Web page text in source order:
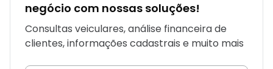
negócio com nossas soluções!
Consultas veiculares, análise financeira de
clientes, informações cadastrais e muito mais